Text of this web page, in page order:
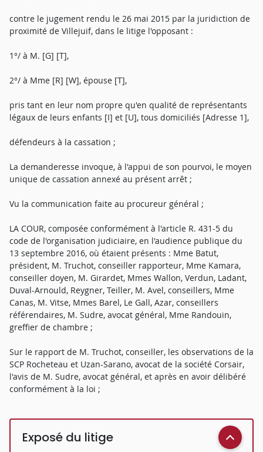
contre le jugement rendu le 26 mai 2015 par la juridiction de
proximité de Villejuif, dans le litige l'opposant :
1°/ à M. [G] [T],
2°/ à Mme [R] [W], épouse [T],
pris tant en leur nom propre qu'en qualité de représentants
légaux de leurs enfants [I] et [U], tous domiciliés [Adresse 1],
défendeurs à la cassation ;
La demanderesse invoque, à l'appui de son pourvoi, le moyen
unique de cassation annexé au présent arrêt ;
Vu la communication faite au procureur général ;
LA COUR, composée conformément à l'article R. 431-5 du
code de l'organisation judiciaire, en l'audience publique du
13 septembre 2016, où étaient présents : Mme Batut,
président, M. Truchot, conseiller rapporteur, Mme Kamara,
conseiller doyen, M. Girardet, Mmes Wallon, Verdun, Ladant,
Duval-Arnould, Reygner, Teiller, M. Avel, conseillers, Mme
Canas, M. Vitse, Mmes Barel, Le Gall, Azar, conseillers
référendaires, M. Sudre, avocat général, Mme Randouin,
greffier de chambre ;
Sur le rapport de M. Truchot, conseiller, les observations de la
SCP Rocheteau et Uzan-Sarano, avocat de la société Corsair,
l'avis de M. Sudre, avocat général, et après en avoir délibéré
conformément à la loi ;
Exposé du litige